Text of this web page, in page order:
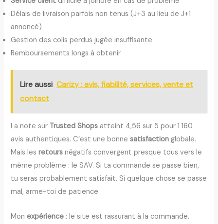
Délais de livraison parfois non tenus (J+3 au lieu de J+1
annoncé)
Gestion des colis perdus jugée insuffisante
Remboursements longs à obtenir
Lire aussi Carizy : avis, fiabilité, services, vente et
contact
La note sur Trusted Shops atteint 4,56 sur 5 pour 1 160
avis authentiques. C’est une bonnesatisfaction globale.
Mais lesretours négatifs convergent presque tous vers le
même problème : le SAV. Si ta commande se passe bien,
tu seras probablement satisfait. Si quelque chose se passe
mal, arme-toi de patience.
Monexpérience : le site est rassurant à la commande.